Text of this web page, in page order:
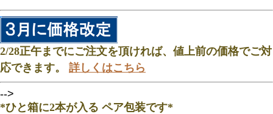
2/28正午までにご注文を頂ければ、値上前の価格でご対
応できます。 詳しくはこちら
-->
*ひと箱に2本が入る ペア包装です*